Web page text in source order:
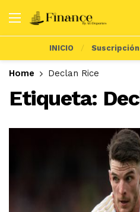
INICIO Suscripción
Home Declan Rice
Etiqueta: